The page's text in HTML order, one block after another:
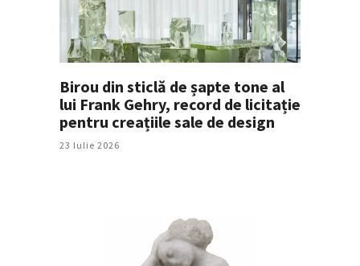
Birou din sticlă de șapte tone al
lui Frank Gehry, record de licitație
pentru creațiile sale de design
23 Iulie 2026